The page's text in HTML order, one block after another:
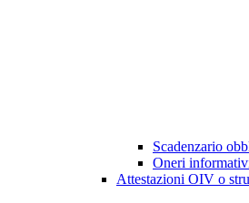
Scadenzario
Oneri
Attestazioni OIV o